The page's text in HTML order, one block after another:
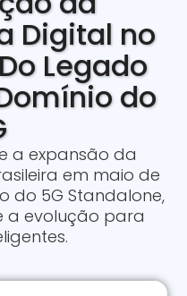
Digital no
Legado
do
a expansão da
em maio de
do 5G Standalone,
a evolução para